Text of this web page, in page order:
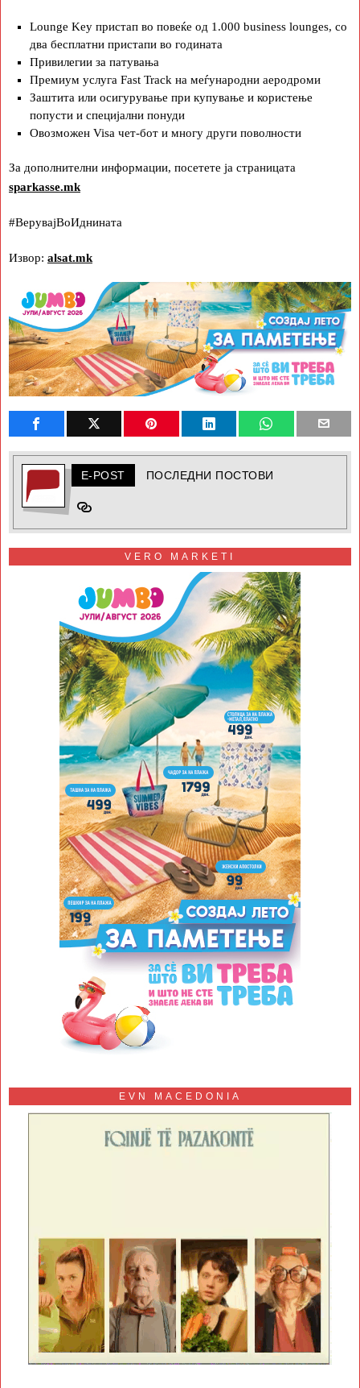
Lounge Key пристап во повеќе од 1.000 business lounges, со
два бесплатни пристапи во годината
Привилегии за патувања
Премиум услуга Fast Track на меѓународни аеродроми
Заштита или осигурување при купување и користење
попусти и специјални понуди
Овозможен Visa чет-бот и многу други поволности
За дополнителни информации, посетете ја страницата
sparkasse.mk
#ВерувајВоИднината
Извор: alsat.mk
E-POST ПОСЛЕДНИ ПОСТОВИ
VERO MARKETI
EVN MACEDONIA